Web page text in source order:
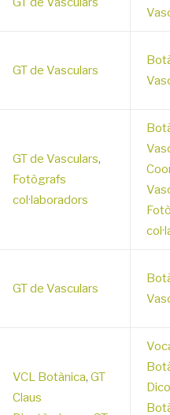
GT de Vasculars
GT de Vasculars,
Fotògrafs
col·laboradors
GT de Vasculars
VCL Botànica, GT
Claus